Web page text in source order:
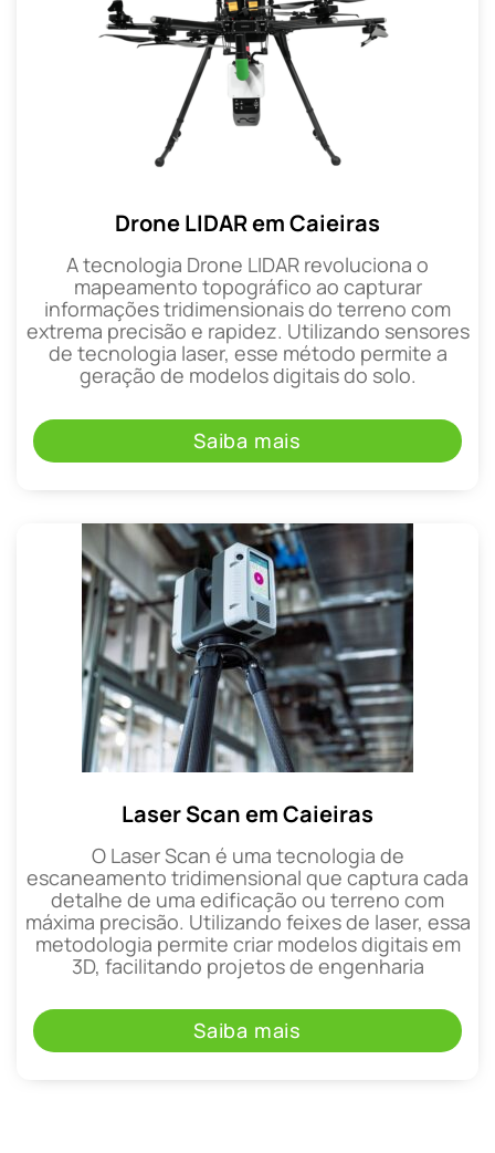
Drone LIDAR em Caieiras
A tecnologia Drone LIDAR revoluciona o
mapeamento topográfico ao capturar
informações tridimensionais do terreno com
extrema precisão e rapidez. Utilizando sensores
de tecnologia laser, esse método permite a
geração de modelos digitais do solo.
Saiba mais
Laser Scan em Caieiras
O Laser Scan é uma tecnologia de
escaneamento tridimensional que captura cada
detalhe de uma edificação ou terreno com
máxima precisão. Utilizando feixes de laser, essa
metodologia permite criar modelos digitais em
3D, facilitando projetos de engenharia
Saiba mais